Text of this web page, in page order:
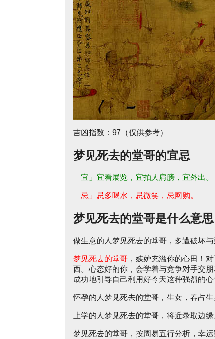
吉凶指数：97（仅供参考）
梦见死去的堂哥的宜忌
「宜」宜看展览，宜拍人肩膀，宜外出。
「忌」忌多喝水，忌微笑，忌网购。
梦见死去的堂哥是什么意思
做生意的人梦见死去的堂哥，多遭破坏
梦见死去的堂哥 ，嫉妒充溢你的心田！
西。心态好的你，会学着与竞争对手交
成功地引导自己利用好今天这种强烈的
怀孕的人梦见死去的堂哥，生女，春占生
上学的人梦见死去的堂哥，将近录取边缘
梦见死去的堂哥，按周易五行分析，幸运